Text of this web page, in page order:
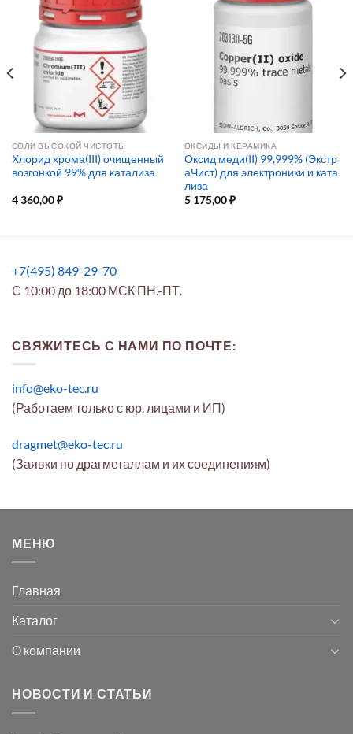
СОЛИ ВЫСОКОЙ ЧИСТОТЫ
Хлорид хрома(III) очищенный
возгонкой 99% для катализа
4 360,00₽
ОКСИДЫ И КЕРАМИКА
Оксид меди(II) 99,999% (Экстр
аЧист) для электроники и ката
лиза
5 175,00₽
+7(495) 849-29-70
С 10:00 до 18:00 МСК ПН.-ПТ.
СВЯЖИТЕСЬ С НАМИ ПО ПОЧТЕ:
info@eko-tec.ru
(Работаем только с юр. лицами и ИП)
dragmet@eko-tec.ru
(Заявки по драгметаллам и их соединениям)
МЕНЮ
Главная
Каталог
О компании
НОВОСТИ И СТАТЬИ